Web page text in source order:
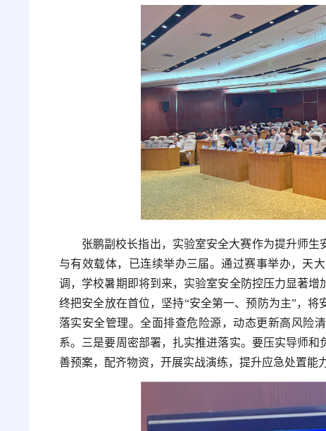
张鹏副校长指出，实验室安全大赛作为提升师
与有效载体，已连续举办三届。通过赛事举办，天
调，学校暑期即将到来，实验室安全防控压力显著
终把安全放在首位，坚持“安全第一、预防为主”，将
落实安全管理。全面排查危险源，动态更新高风险
系。三是要周密部署，扎实推进落实。要压实导师
善预案，配齐物资，开展实战演练，提升应急处置能力